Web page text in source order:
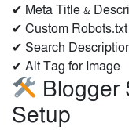
✔ Meta Title &
✔ Custom Robots.txt
✔ Search
✔ Alt Tag for Image
Blogger
Setup